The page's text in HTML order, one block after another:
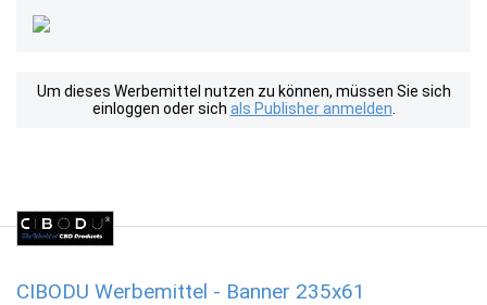
Um dieses Werbemittel nutzen zu können, müssen Sie sich
einloggen oder sich als Publisher anmelden
CIBODU Werbemittel - Banner 235x61